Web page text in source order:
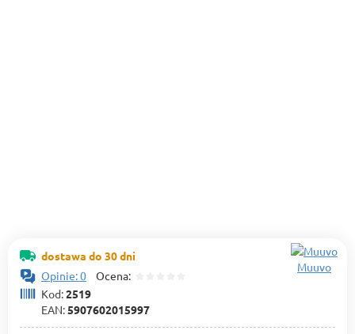
dostawa do 30 dni
Opinie: 0 Ocena:
Kod:2519
EAN:5907602015997
Muuvo